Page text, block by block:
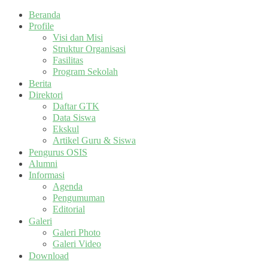
Beranda
Profile
Visi dan Misi
Struktur Organisasi
Fasilitas
Program Sekolah
Berita
Direktori
Daftar GTK
Data Siswa
Ekskul
Artikel Guru & Siswa
Pengurus OSIS
Alumni
Informasi
Agenda
Pengumuman
Editorial
Galeri
Galeri Photo
Galeri Video
Download